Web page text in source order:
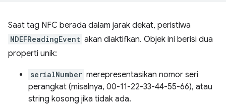
Saat tag NFC berada dalam jarak dekat, peristiwa
NDEFReadingEvent akan diaktifkan. Objek ini berisi dua
properti unik:
serialNumber merepresentasikan nomor seri
perangkat (misalnya, 00-11-22-33-44-55-66), atau
string kosong jika tidak ada.